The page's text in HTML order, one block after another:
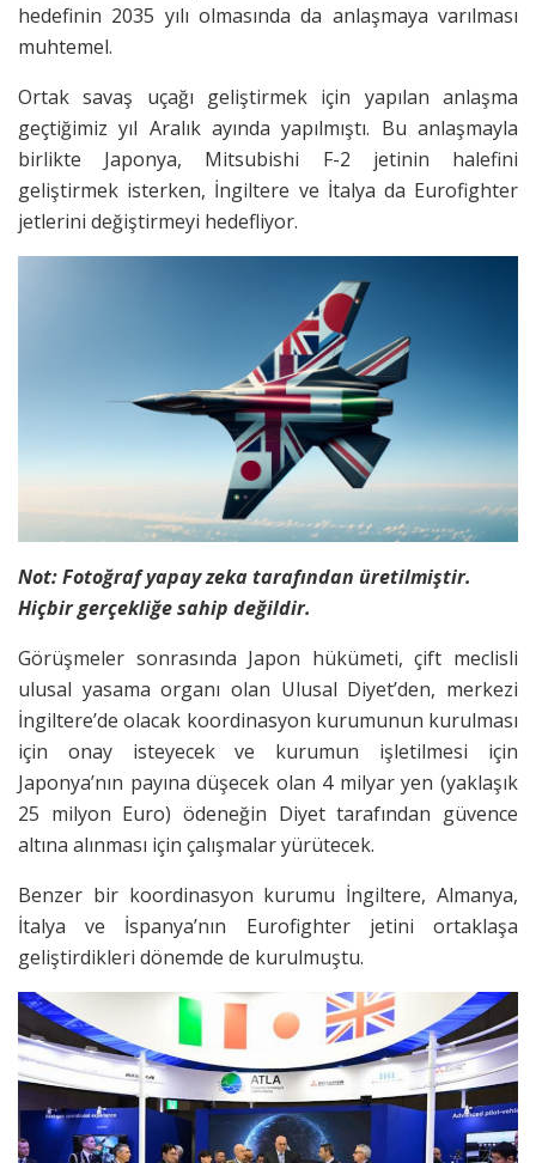
hedefinin 2035 yılı olmasında da anlaşmaya varılması
muhtemel.
Ortak savaş uçağı geliştirmek için yapılan anlaşma
geçtiğimiz yıl Aralık ayında yapılmıştı. Bu anlaşmayla
birlikte Japonya, Mitsubishi F-2 jetinin halefini
geliştirmek isterken, İngiltere ve İtalya da Eurofighter
jetlerini değiştirmeyi hedefliyor.
Not: Fotoğraf yapay zeka tarafından üretilmiştir.
Hiçbir gerçekliğe sahip değildir.
Görüşmeler sonrasında Japon hükümeti, çift meclisli
ulusal yasama organı olan Ulusal Diyet’den, merkezi
İngiltere’de olacak koordinasyon kurumunun kurulması
için onay isteyecek ve kurumun işletilmesi için
Japonya’nın payına düşecek olan 4 milyar yen (yaklaşık
25 milyon Euro) ödeneğin Diyet tarafından güvence
altına alınması için çalışmalar yürütecek.
Benzer bir koordinasyon kurumu İngiltere, Almanya,
İtalya ve İspanya’nın Eurofighter jetini ortaklaşa
geliştirdikleri dönemde de kurulmuştu.